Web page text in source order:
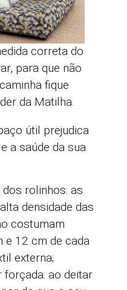
correta do
para que não
fique
da Matilha.
útil prejudica
a saúde da sua
rolinhos: as
densidade das
costumam
e 12 cm de cada
externa;
ao deitar